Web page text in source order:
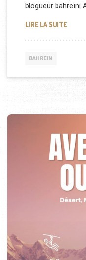
blogueur bahreïni
LIRE LA SUITELE
BAHREIN